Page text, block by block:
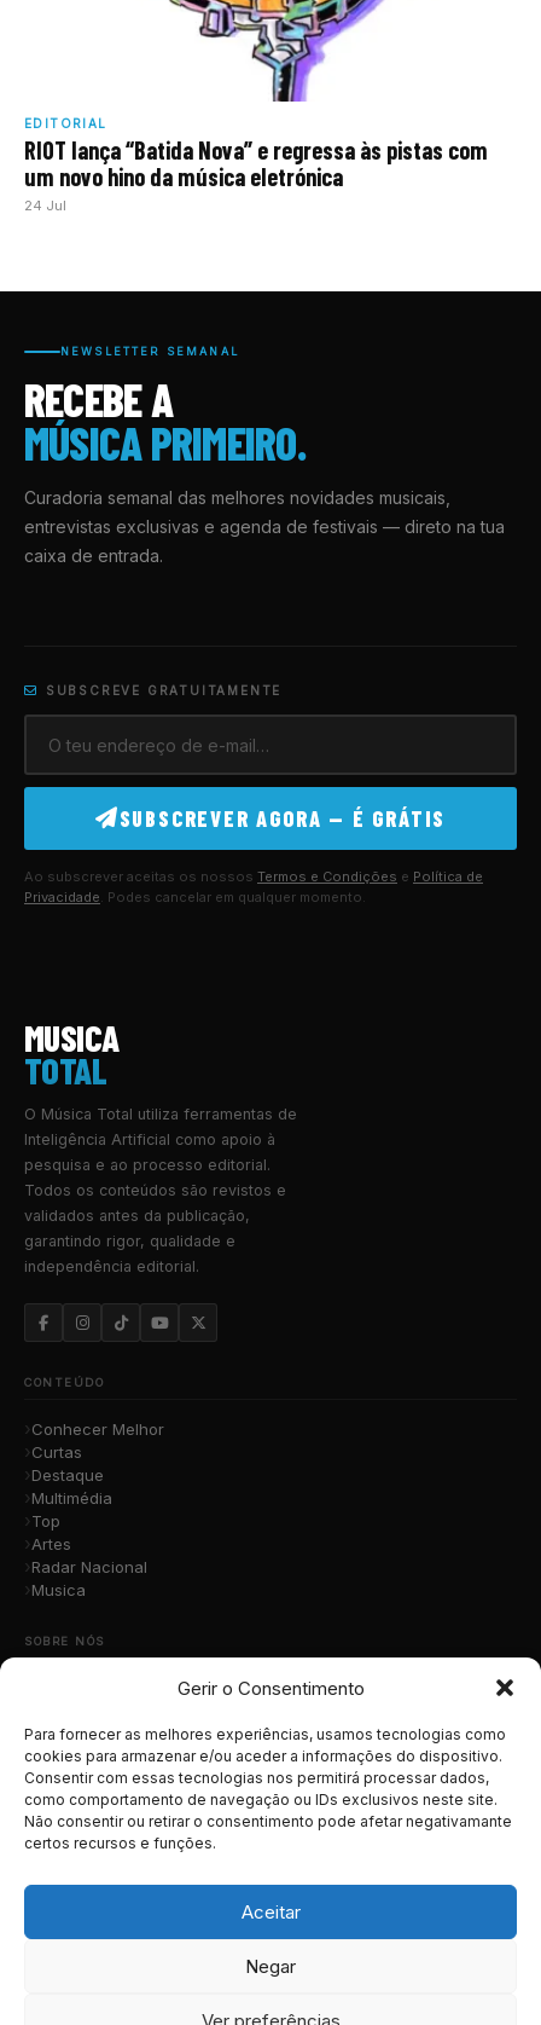
Gerir o Consentimento
Para fornecer as melhores experiências, usamos tecnologias como
cookies para armazenar e/ou aceder a informações do dispositivo.
Consentir com essas tecnologias nos permitirá processar dados,
como comportamento de navegação ou IDs exclusivos neste site.
Não consentir ou retirar o consentimento pode afetar negativamante
certos recursos e funções.
Aceitar
Negar
Ver preferências
EDITORIAL
RIOT lança “Batida Nova” e regressa às pistas com
um novo hino da música eletrónica
24 Jul
NEWSLETTER SEMANAL
RECEBE A
MÚSICA PRIMEIRO.
Curadoria semanal das melhores novidades musicais,
entrevistas exclusivas e agenda de festivais — direto na tua
caixa de entrada.
SUBSCREVE GRATUITAMENTE
SUBSCREVER AGORA — É GRÁTIS
Ao subscrever aceitas os nossos Termos e Condições e Política de
Privacidade. Podes cancelar em qualquer momento.
MUSICA
TOTAL
O Música Total utiliza ferramentas de
Inteligência Artificial como apoio à
pesquisa e ao processo editorial.
Todos os conteúdos são revistos e
validados antes da publicação,
garantindo rigor, qualidade e
independência editorial.
CONTEÚDO
Conhecer Melhor
Curtas
Destaque
Multimédia
Top
Artes
Radar Nacional
Musica
SOBRE NÓS
Contacto
Submete a Tua Música
Publicidade
Apoiar o Projeto